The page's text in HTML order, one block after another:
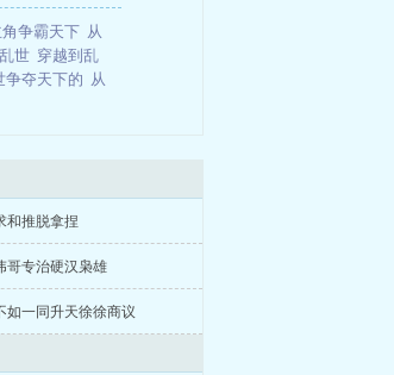
争霸天下 从
世 穿越到乱
争夺天下的 从
和推脱拿捏
哥专治硬汉枭雄
如一同升天徐徐商议